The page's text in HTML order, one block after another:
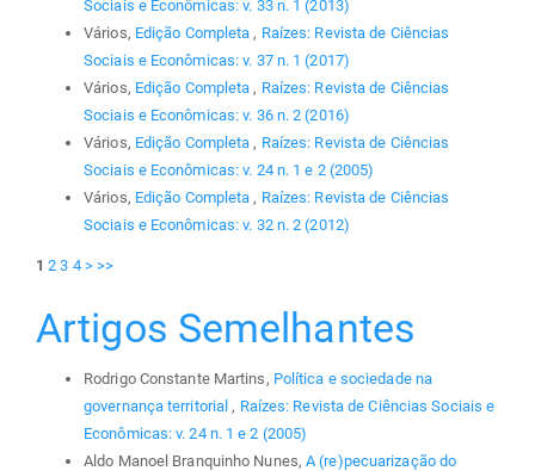
Sociais e Econômicas: v. 33 n. 1 (2013)
Vários, Edição Completa , Raízes: Revista de Ciências
Sociais e Econômicas: v. 37 n. 1 (2017)
Vários, Edição Completa , Raízes: Revista de Ciências
Sociais e Econômicas: v. 36 n. 2 (2016)
Vários, Edição Completa , Raízes: Revista de Ciências
Sociais e Econômicas: v. 24 n. 1 e 2 (2005)
Vários, Edição Completa , Raízes: Revista de Ciências
Sociais e Econômicas: v. 32 n. 2 (2012)
1 2 3 4 > >>
Artigos Semelhantes
Rodrigo Constante Martins, Política e sociedade na
governança territorial , Raízes: Revista de Ciências Sociais e
Econômicas: v. 24 n. 1 e 2 (2005)
Aldo Manoel Branquinho Nunes,A (re)pecuarização do